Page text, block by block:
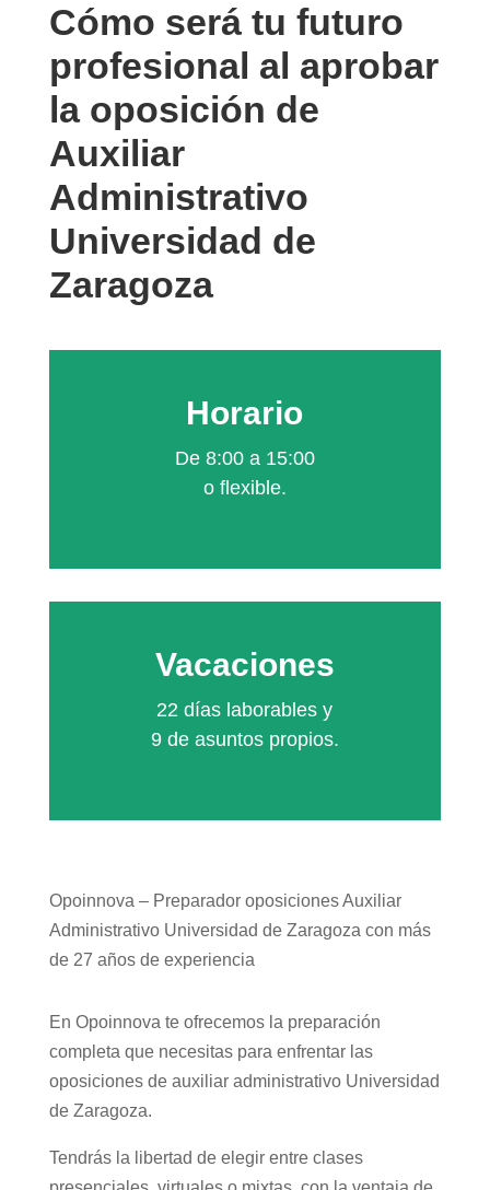
Cómo será tu futuro
profesional al aprobar
la oposición de
Auxiliar
Administrativo
Universidad de
Zaragoza
Horario
De 8:00 a 15:00
o flexible.
Vacaciones
22 días laborables y
9 de asuntos propios.
Opoinnova – Preparador oposiciones Auxiliar
Administrativo Universidad de Zaragoza con más
de 27 años de experiencia
En Opoinnova te ofrecemos la preparación
completa que necesitas para enfrentar las
oposiciones de auxiliar administrativo Universidad
de Zaragoza.
Tendrás la libertad de elegir entre clases